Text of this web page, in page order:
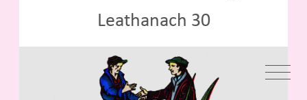
Leathanach 30